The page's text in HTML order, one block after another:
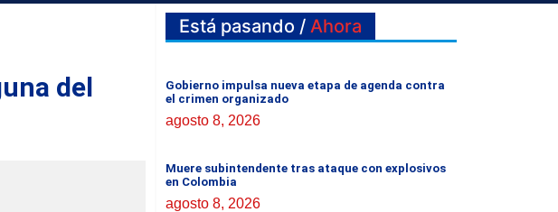
del
Está pasando / Ahora
Gobierno impulsa nueva etapa de agenda contra
el crimen organizado
agosto 8, 2026
Muere subintendente tras ataque con explosivos
en Colombia
agosto 8, 2026